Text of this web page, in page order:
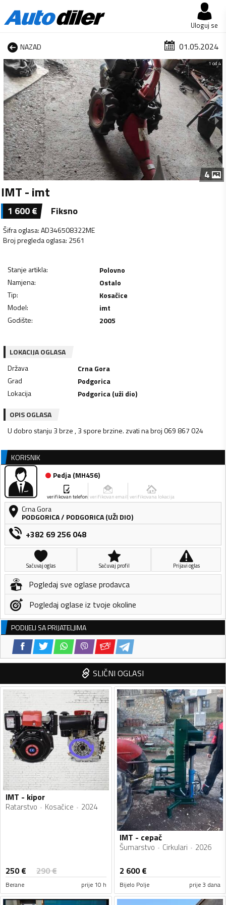
Uloguj se
NAZAD 01.05.2024
1 od 4
4
IMT - imt
1 600€ Fiksno
Šifra oglasa:AD346508322ME
Broj pregleda oglasa: 2561
Stanje artikla:
Polovno
Namjena:
Ostalo
Tip:
Kosačice
Model:
imt
Godište: 2005
LOKACIJA OGLASA
Država
Crna Gora
Grad
Podgorica
Lokacija
Podgorica (uži dio)
OPIS OGLASA
U dobro stanju 3 brze , 3 spore brzine. zvati na broj 069 867 024
KORISNIK
Pedja(MH456)
verifikovan telefon verifikovan email verifikovana lokacija
Crna Gora
PODGORICA/ PODGORICA (UŽI DIO)
+382 69 256 048
Sačuvaj oglas Sačuvaj profil Prijavi oglas
Pogledaj sve oglase prodavca
Pogledaj oglase iz tvoje okoline
PODIJELI SA PRIJATELJIMA
SLIČNI OGLASI
IMT - kipor
Ratarstvo Kosačice 2024
250€ 290€
Berane prije 10 h
IMT - cepač
Šumarstvo Cirkulari 2026
2 600€
Bijelo Polje prije 3 dana